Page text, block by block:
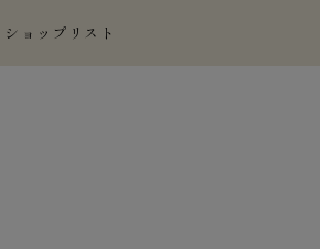
ショップリスト